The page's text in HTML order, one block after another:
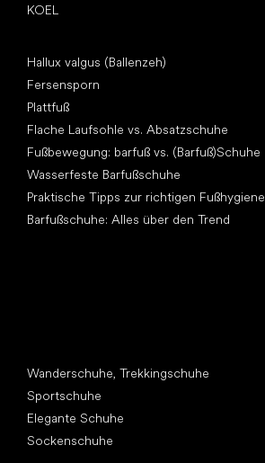
KOEL
Hallux valgus (Ballenzeh)
Fersensporn
Plattfuß
Flache Laufsohle vs. Absatzschuhe
Fußbewegung: barfuß vs. (Barfuß)Schuhe
Wasserfeste Barfußschuhe
Praktische Tipps zur richtigen Fußhygiene
Barfußschuhe: Alles über den Trend
Wanderschuhe, Trekkingschuhe
Sportschuhe
Elegante Schuhe
Sockenschuhe